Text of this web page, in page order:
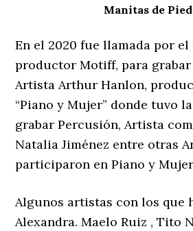
Manitas de
En el 2020 fue llamada por
productor Motiff, para
Artista Arthur Hanlon,
“Piano y Mujer” donde tuvo
grabar Percusión, Artista
Natalia Jiménez entre otras
participaron en Piano y
Algunos artistas con los que
Alexandra. Maelo Ruiz , Tito